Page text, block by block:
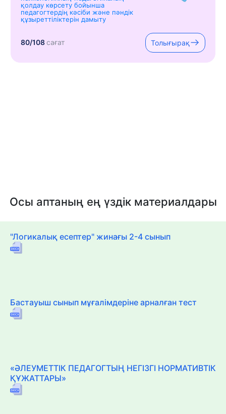
қолдау көрсету бойынша
педагогтердің кәсіби және пәндік
құзыреттіліктерін дамыту
80/108сағат Толығырақ
Осы аптаның ең үздік материалдары
"Логикалық есептер" жинағы 2-4 сынып
Бастауыш сынып мұғалімдеріне арналған тест
«ӘЛЕУМЕТТІК ПЕДАГОГТЫҢ НЕГІЗГІ НОРМАТИВТІК
ҚҰЖАТТАРЫ»